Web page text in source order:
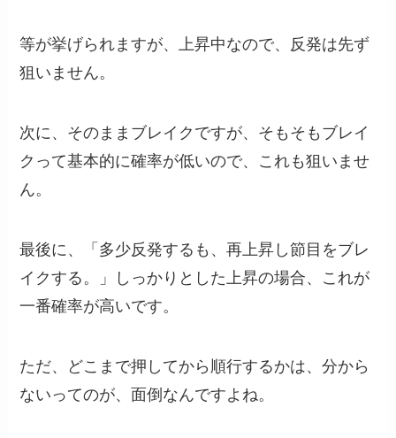
等が挙げられますが、上昇中なので、反発は先ず
狙いません。
次に、そのままブレイクですが、そもそもブレイ
クって基本的に確率が低いので、これも狙いませ
ん。
最後に、「多少反発するも、再上昇し節目をブレ
イクする。」しっかりとした上昇の場合、これが
一番確率が高いです。
ただ、どこまで押してから順行するかは、分から
ないってのが、面倒なんですよね。